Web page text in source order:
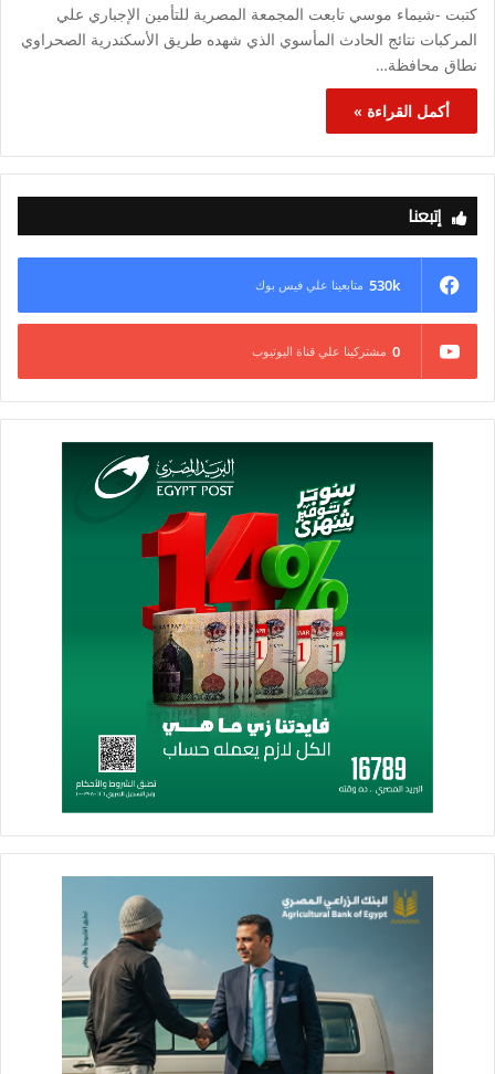
كتبت -شيماء موسي تابعت المجمعة المصرية للتأمين الإجباري علي
المركبات نتائج الحادث المأسوي الذي شهده طريق الأسكندرية الصحراوي
نطاق محافظة…
أكمل القراءة »
إتبعنا
530k متابعينا علي فيس بوك
0 مشتركينا علي قناة اليوتيوب